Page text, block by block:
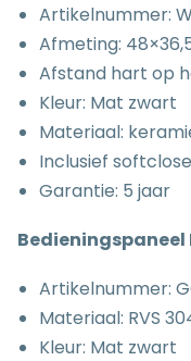
Artikelnummer:
Afmeting:
Afstand hart op
Kleur: Mat zwart
Materiaal:
Inclusief
Garantie: 5 jaar
Bedieningspaneel
Artikelnummer:
Materiaal: RVS
Kleur: Mat zwart